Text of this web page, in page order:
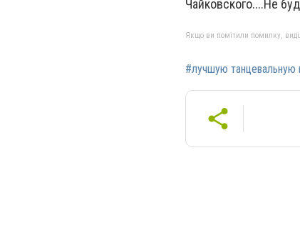
Чайковского....Не
Якщо ви помітили помилку,
#лучшую танцевальную